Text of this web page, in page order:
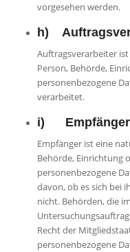
vorgesehen werden.
h)
Auftragsverarbeiter
Person, Behörde,
personenbezogene
verarbeitet.
i) Empfänger
Empfänger ist eine
Behörde, Einrichtung
personenbezogene
davon, ob es sich bei
nicht. Behörden, die
Recht der
personenbezogene